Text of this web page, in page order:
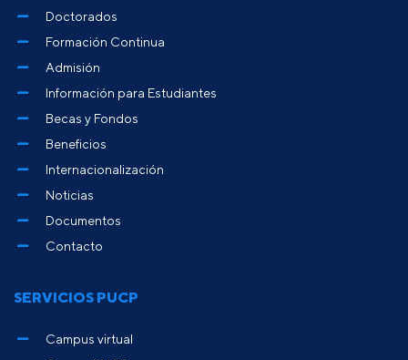
Doctorados
Formación Continua
Admisión
Información para Estudiantes
Becas y Fondos
Beneficios
Internacionalización
Noticias
Documentos
Contacto
SERVICIOS PUCP
Campus virtual